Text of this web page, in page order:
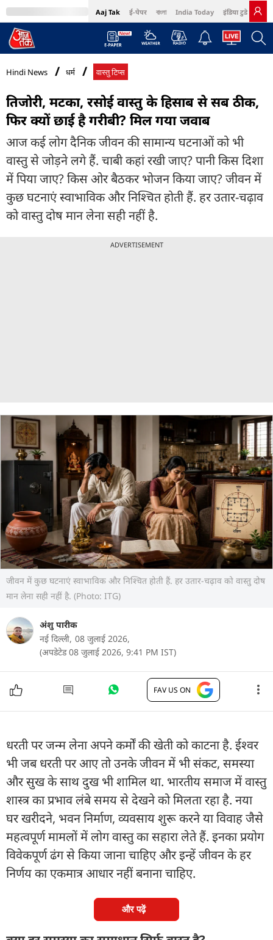
Aaj Tak ई-पेपर বাংলা India Today इंडिया टुडे हिंदी
MumbaiTak Cosmopolitan Harper's Bazaar Northeast
Hindi News धर्म वास्तु टिप्स
तिजोरी, मटका, रसोई वास्तु के हिसाब से सब ठीक,
फिर क्यों छाई है गरीबी? मिल गया जवाब
आज कई लोग दैनिक जीवन की सामान्य घटनाओं को भी
वास्तु से जोड़ने लगे हैं. चाबी कहां रखी जाए? पानी किस दिशा
में पिया जाए? किस ओर बैठकर भोजन किया जाए? जीवन में
कुछ घटनाएं स्वाभाविक और निश्चित होती हैं. हर उतार-चढ़ाव
को वास्तु दोष मान लेना सही नहीं है.
ADVERTISEMENT
जीवन में कुछ घटनाएं स्वाभाविक और निश्चित होती हैं. हर उतार-चढ़ाव को वास्तु दोष
मान लेना सही नहीं है. (Photo: ITG)
अंशु पारीक
नई दिल्ली, 08 जुलाई 2026,
(अपडेटेड 08 जुलाई 2026, 9:41 PM IST)
FAV US ON
धरती पर जन्म लेना अपने कर्मों की खेती को काटना है. ईश्वर
भी जब धरती पर आए तो उनके जीवन में भी संकट, समस्या
और सुख के साथ दुख भी शामिल था. भारतीय समाज में वास्तु
शास्त्र का प्रभाव लंबे समय से देखने को मिलता रहा है. नया
घर खरीदने, भवन निर्माण, व्यवसाय शुरू करने या विवाह जैसे
महत्वपूर्ण मामलों में लोग वास्तु का सहारा लेते हैं. इनका प्रयोग
विवेकपूर्ण ढंग से किया जाना चाहिए और इन्हें जीवन के हर
निर्णय का एकमात्र आधार नहीं बनाना चाहिए.
और पढ़ें